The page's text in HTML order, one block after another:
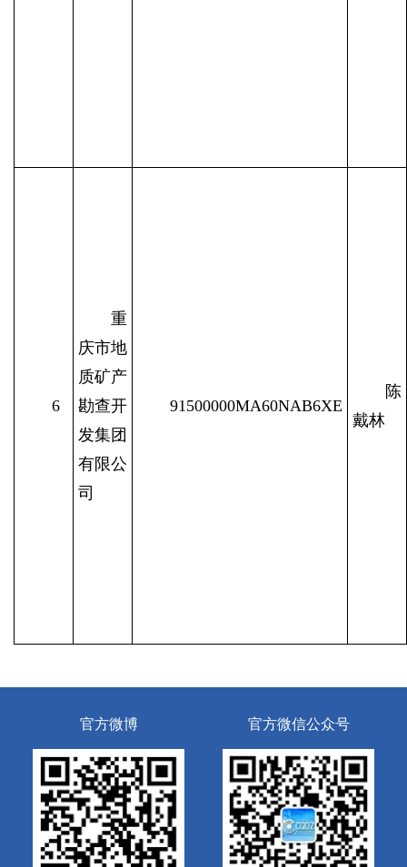
6
重
庆市地
质矿产
勘查开
发集团
有限公
司
91500000MA60NAB6XE
陈
戴林
官方微博 官方微信公众号